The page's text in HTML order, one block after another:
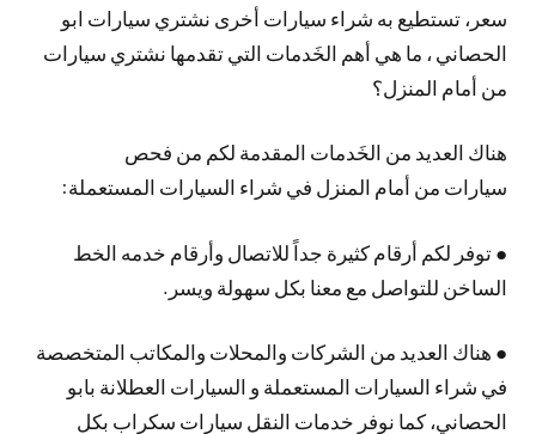
سعر، تستطيع به شراء سيارات أخرى نشتري سيارات ابو
الحصاني ، ما هي أهم الخَدمات التي تقدمها نشتري سيارات
من أمام المنزل؟
هناك العديد من الخَدمات المقدمة لكم من فحص
سيارات من أمام المنزل في شراء السيارات المستعملة:
● توفر لكم أرقام كثيرة جداً للاتصال وأرقام خدمه الخط
الساخن للتواصل مع معنا بكل سهولة ويسر.
● هناك العديد من الشركات والمحلات والمكاتب المتخصصة
في شراء السيارات المستعملة و السيارات العطلانة بابو
الحصاني، كما نوفر خدمات النقل سيارات سكراب بكل